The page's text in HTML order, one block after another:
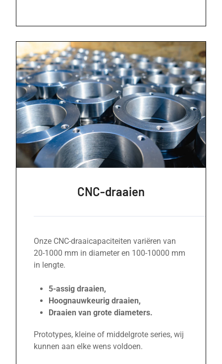
CNC-draaien
Onze CNC-draaicapaciteiten variëren van
20-1000 mm in diameter en 100-10000 mm
in lengte.
5-assig draaien,
Hoognauwkeurig draaien,
Draaien van grote diameters.
Prototypes, kleine of middelgrote series, wij
kunnen aan elke wens voldoen.